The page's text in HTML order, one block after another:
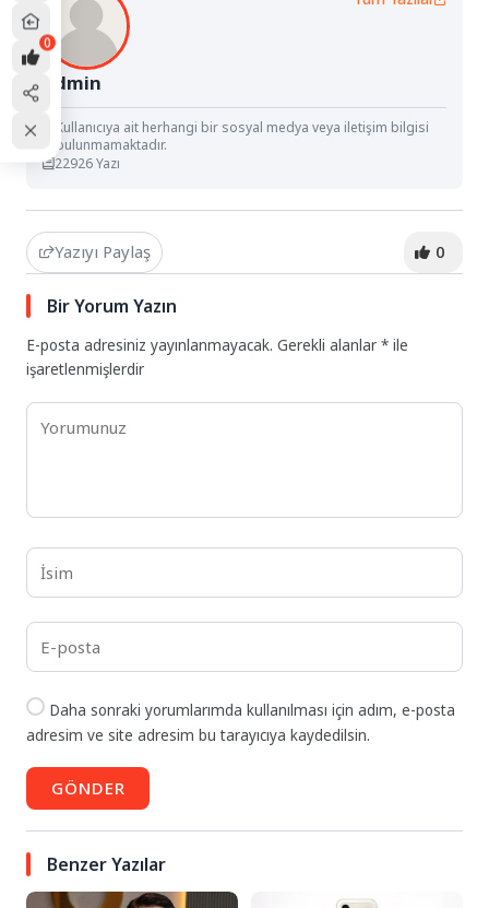
Admin
Kullanıcıya ait herhangi bir sosyal medya veya iletişim bilgisi
bulunmamaktadır.
22926 Yazı
Yazıyı Paylaş 0
Bir Yorum Yazın
E-posta adresiniz yayınlanmayacak. Gerekli alanlar* ile
işaretlenmişlerdir
Daha sonraki yorumlarımda kullanılması için adım, e-posta
adresim ve site adresim bu tarayıcıya kaydedilsin.
GÖNDER
Benzer Yazılar
0